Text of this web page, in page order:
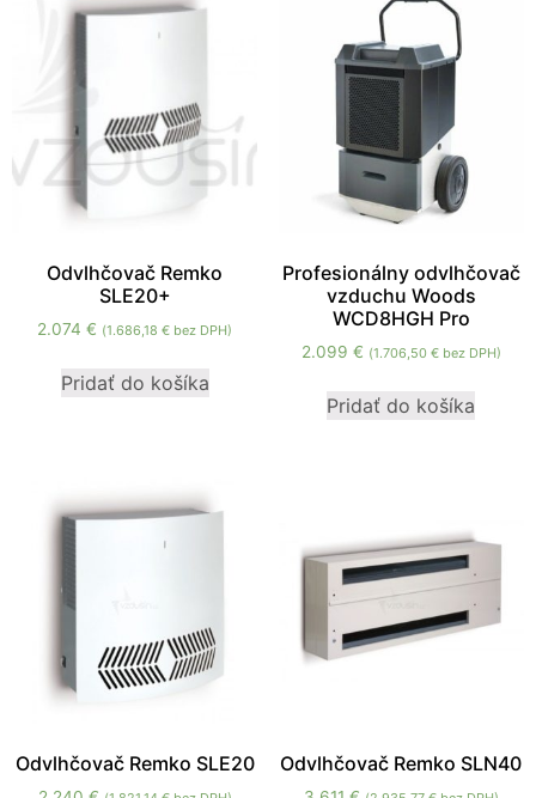
Odvlhčovač Remko
SLE20+
2.074€ (1.686,18€ bez DPH)
Pridať do košíka
Profesionálny odvlhčovač
vzduchu Woods
WCD8HGH Pro
2.099 € (1.706,50 €bez DPH)
Pridať do košíka
Odvlhčovač Remko SLE20 Odvlhčovač Remko SLN40
Nevyhnutné
Tieto súbory
cookie nie sú
voliteľné. Sú
potrebné pre
fungovanie
webovej
Štatistiky
Aby sme
funkčnosť
používania
webovej
stránky.
website to